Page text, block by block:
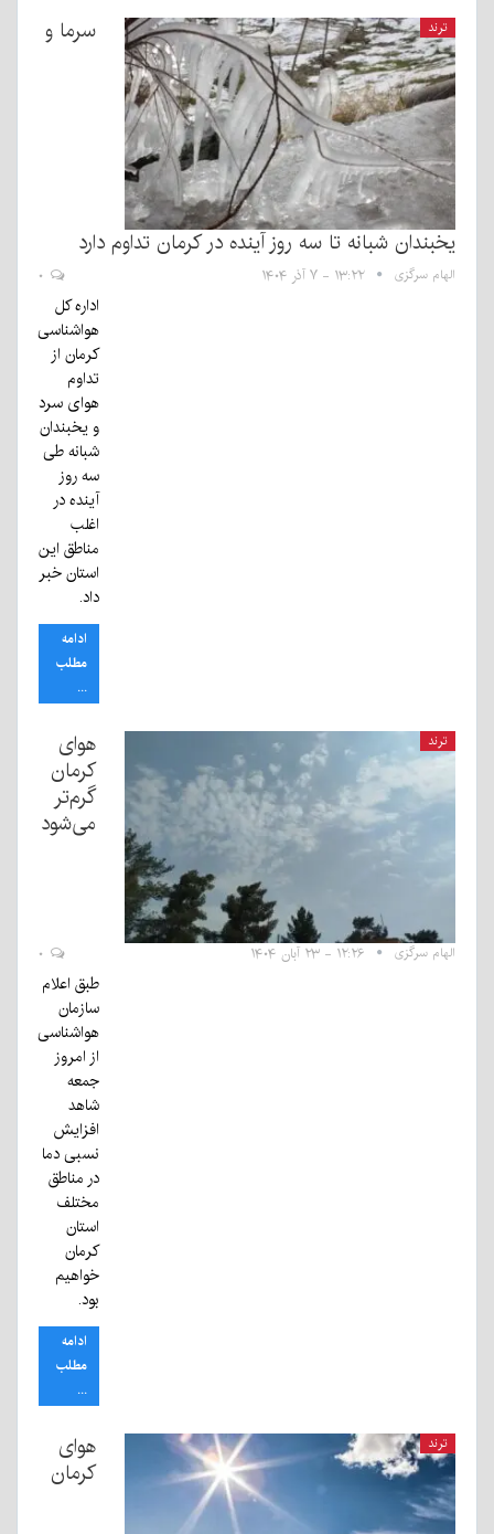
ترند سرما و
یخبندان شبانه تا سه روز آینده در کرمان تداوم دارد
الهام سرگزی ۱۳:۲۲ - ۷ آذر ۱۴۰۴
اداره کل
هواشناسی
کرمان از
تداوم
هوای سرد
و یخبندان
شبانه طی
سه روز
آینده در
اغلب
مناطق این
استان خبر
داد.
ادامه
مطلب
...
ترند
هوای
کرمان
گرم‌تر
می‌شود
الهام سرگزی ۱۲:۲۶ - ۲۳ آبان ۱۴۰۴
طبق اعلام
سازمان
هواشناسی
از امروز
جمعه
شاهد
افزایش
نسبی دما
در مناطق
مختلف
استان
کرمان
خواهیم
بود.
ادامه
مطلب
...
ترند
هوای
کرمان